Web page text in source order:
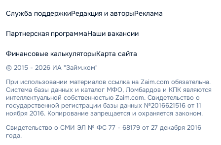
Служба поддержкиРедакция и авторыРеклама
Партнерская программаНаши вакансии
Финансовые калькуляторыКарта сайта
© 2015 - 2026 ИА "Займ.ком"
При использовании материалов ссылка на Zaim.com обязательна.
Система базы данных и каталог МФО, Ломбардов и КПК являются
интеллектуальной собственностью Zaim.com. Свидетельство о
государственной регистрации базы данных №2016621516 от 11
ноября 2016. Копирование запрещается и охраняется законом.
Свидетельство о СМИ ЭЛ № ФС 77 - 68179 от 27 декабря 2016
года.